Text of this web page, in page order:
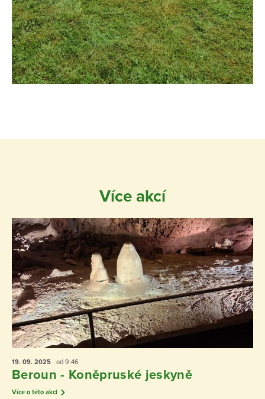
Více akcí
19. 09. 2025 od 9:46
Beroun - Koněpruské jeskyně
Více o této akci